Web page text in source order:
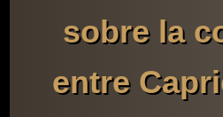
sobre la
entre